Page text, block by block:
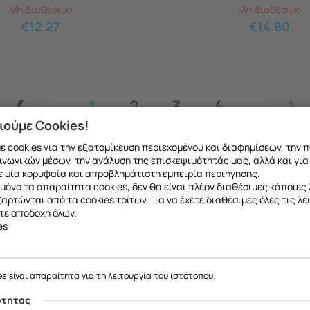
Μη Διαθέσιμο
€12.27
Μη Διαθέσιμο
€14.80
1 2 3 4
ανταλλακτικό που θέλετε μπορείτε να
μιλήσετε με εξειδικευμένο συνεργάτη
Cookies!
cookies για την εξατομίκευση περιεχομένου και διαφημίσεων, την
μέσων, την ανάλυση της επισκεψιμότητάς μας, αλλά και
κορυφαία και απροβλημάτιστη εμπειρία περιήγησης.
τα απαραίτητα cookies, δεν θα είναι πλέον διαθέσιμες κάποιες
από τα cookies τρίτων. Για να έχετε διαθέσιμες όλες τις
αποδοχή όλων.
είναι απαραίτητα για τη λειτουργία του ιστότοπου.
να σας ενημερώσουμε ότι η επιχείρησή μας θα παραμείνει κλειστή
έως και 18/08, λόγω καλοκαιρινών διακοπών.
Θα είμαστε ξανά κοντά σας από19/08.